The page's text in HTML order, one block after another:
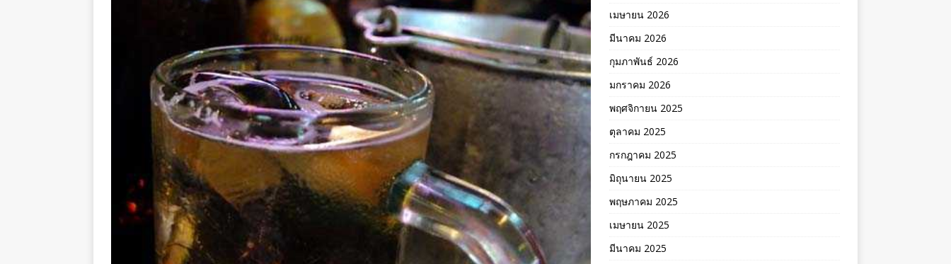
เมษายน 2026
มีนาคม 2026
กุมภาพันธ์ 2026
มกราคม 2026
พฤศจิกายน 2025
ตุลาคม 2025
กรกฎาคม 2025
มิถุนายน 2025
พฤษภาคม 2025
เมษายน 2025
มีนาคม 2025